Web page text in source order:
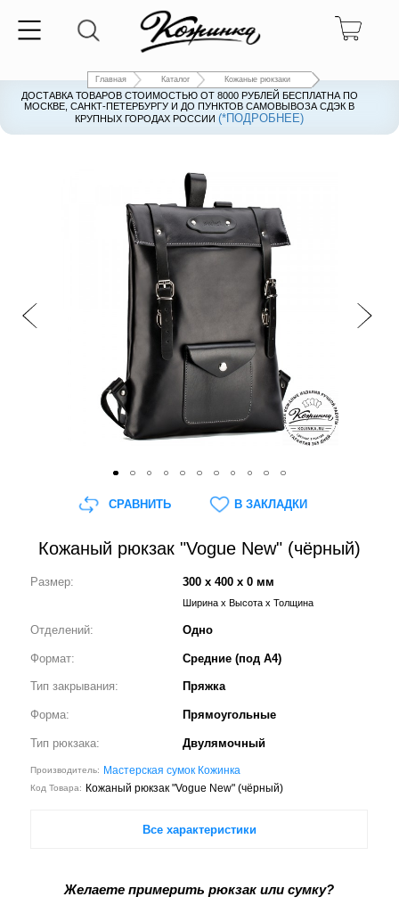
Главная Каталог Кожаные рюкзаки
ДОСТАВКА ТОВАРОВ СТОИМОСТЬЮ ОТ 8000 РУБЛЕЙ БЕСПЛАТНА ПО
МОСКВЕ, САНКТ-ПЕТЕРБУРГУ И ДО ПУНКТОВ САМОВЫВОЗА СДЭК В
КРУПНЫХ ГОРОДАХ РОССИИ(*ПОДРОБНЕЕ)
ДОСТАВКА ТОВАРОВ СТОИМОСТЬЮ ОТ 8000 РУБЛЕЙ БЕСПЛАТНА ПО
МОСКВЕ, САНКТ-ПЕТЕРБУРГУ И ДО ПУНКТОВ САМОВЫВОЗА СДЭК В
КРУПНЫХ ГОРОДАХ РОССИИ(*ПОДРОБНЕЕ)
Кожаный рюкзак "Vogue New" (чёрный)
Размер: 300 x 400 x 0 мм
Ширина x Высота x Толщина
Отделений: Одно
Формат: Средние (под А4)
Тип закрывания: Пряжка
Форма: Прямоугольные
Тип рюкзака: Двулямочный
Производитель: Мастерская сумок Кожинка
Код Товара: Кожаный рюкзак "Vogue New" (чёрный)
Все характеристики
Желаете примерить рюкзак или сумку?
СРАВНИТЬ В ЗАКЛАДКИ